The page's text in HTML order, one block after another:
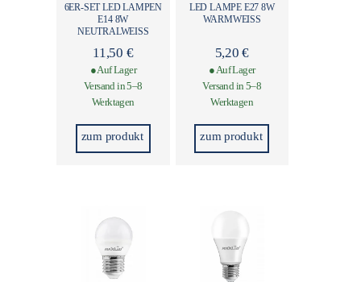
6ER-SET LED LAMPEN
E14 8W
NEUTRALWEISS
11,50 €
● Auf Lager
Versand in 5–8
Werktagen
zum produkt
LED LAMPE E27 8W
WARMWEISS
5,20€
● Auf Lager
Versand in 5–8
Werktagen
zum produkt